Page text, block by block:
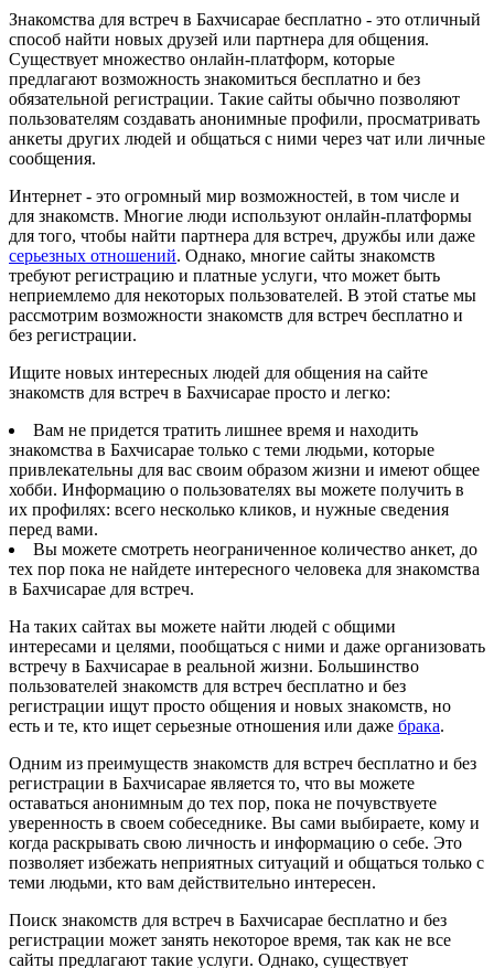
Знакомства для встреч в Бахчисарае бесплатно - это отличный
способ найти новых друзей или партнера для общения.
Существует множество онлайн-платформ, которые
предлагают возможность знакомиться бесплатно и без
обязательной регистрации. Такие сайты обычно позволяют
пользователям создавать анонимные профили, просматривать
анкеты других людей и общаться с ними через чат или личные
сообщения.
Интернет - это огромный мир возможностей, в том числе и
для знакомств. Многие люди используют онлайн-платформы
для того, чтобы найти партнера для встреч, дружбы или даже
серьезных отношений. Однако, многие сайты знакомств
требуют регистрацию и платные услуги, что может быть
неприемлемо для некоторых пользователей. В этой статье мы
рассмотрим возможности знакомств для встреч бесплатно и
без регистрации.
Ищите новых интересных людей для общения на сайте
знакомств для встреч в Бахчисарае просто и легко:
Вам не придется тратить лишнее время и находить
знакомства в Бахчисарае только с теми людьми, которые
привлекательны для вас своим образом жизни и имеют общее
хобби. Информацию о пользователях вы можете получить в
их профилях: всего несколько кликов, и нужные сведения
перед вами.
Вы можете смотреть неограниченное количество анкет, до
тех пор пока не найдете интересного человека для знакомства
в Бахчисарае для встреч.
На таких сайтах вы можете найти людей с общими
интересами и целями, пообщаться с ними и даже организовать
встречу в Бахчисарае в реальной жизни. Большинство
пользователей знакомств для встреч бесплатно и без
регистрации ищут просто общения и новых знакомств, но
есть и те, кто ищет серьезные отношения или даже брака.
Одним из преимуществ знакомств для встреч бесплатно и без
регистрации в Бахчисарае является то, что вы можете
оставаться анонимным до тех пор, пока не почувствуете
уверенность в своем собеседнике. Вы сами выбираете, кому и
когда раскрывать свою личность и информацию о себе. Это
позволяет избежать неприятных ситуаций и общаться только с
теми людьми, кто вам действительно интересен.
Поиск знакомств для встреч в Бахчисарае бесплатно и без
регистрации может занять некоторое время, так как не все
сайты предлагают такие услуги. Однако, существует